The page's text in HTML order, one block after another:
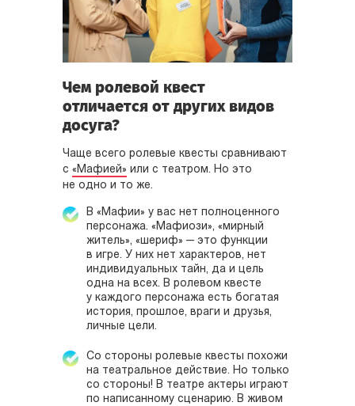
Чем ролевой квест
отличается от других видов
досуга?
Чаще всего ролевые квесты сравнивают
с «Мафией» или с театром. Но это
не одно и то же.
В «Мафии» у вас нет полноценного
персонажа. «Мафиози», «мирный
житель», «шериф» — это функции
в игре. У них нет характеров, нет
индивидуальных тайн, да и цель
одна на всех. В ролевом квесте
у каждого персонажа есть богатая
история, прошлое, враги и друзья,
личные цели.
Со стороны ролевые квесты похожи
на театральное действие. Но только
со стороны! В театре актеры играют
по написанному сценарию. В живом